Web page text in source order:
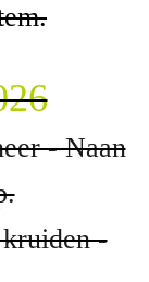
- Naan
-